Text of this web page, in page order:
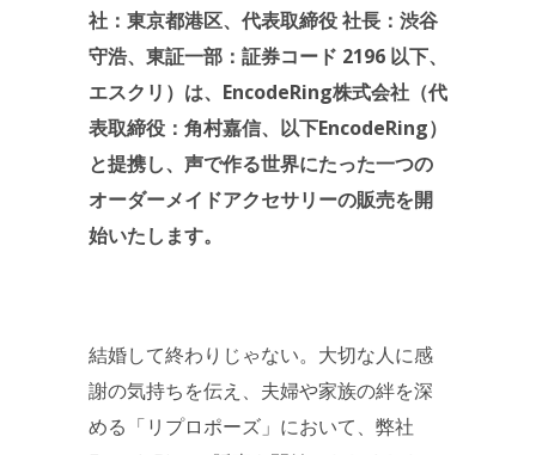
社：東京都港区、代表取締役 社長：渋谷
守浩、東証一部：証券コード 2196 以下、
エスクリ）は、EncodeRing株式会社（代
表取締役：角村嘉信、以下EncodeRing）
と提携し、声で作る世界にたった一つの
オーダーメイドアクセサリーの販売を開
始いたします。
結婚して終わりじゃない。大切な人に感
謝の気持ちを伝え、夫婦や家族の絆を深
める「リプロポーズ」において、弊社